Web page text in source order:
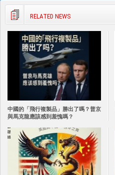
RELATED NEWS
中國的「飛行複製品」勝出了嗎？普京
與馬克龍應該感到羞愧嗎？